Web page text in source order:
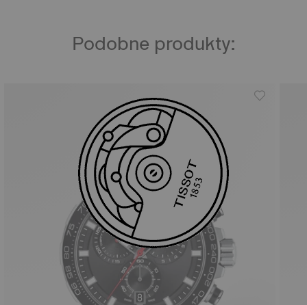
Podobne produkty: